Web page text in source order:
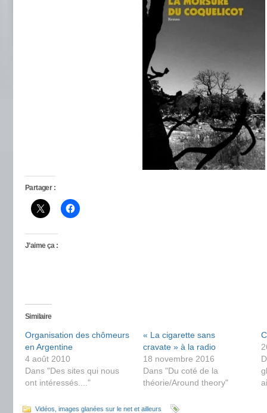
Partager :
J’aime ça :
Similaire
Organisation des chômeurs
en Argentine
4 août 2010
Dans "Des sites qui nous
ont intéressés...."
« La cigarette sans
cravate » à la radio
18 novembre 2016
Dans "Du coté de la
théorie/Around theory"
Vidéos, images glanées sur le net et ailleurs